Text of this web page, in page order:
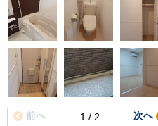
1 / 2
前へ 次へ